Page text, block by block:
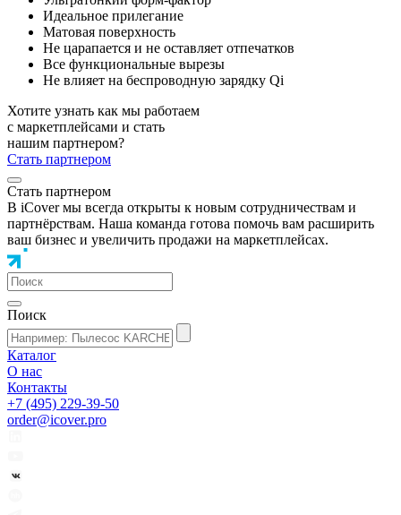
Идеальное прилегание
Матовая поверхность
Не царапается и не оставляет отпечатков
Все функциональные вырезы
Не влияет на беспроводную зарядку Qi
Хотите узнать как мы работаем
с маркетплейсами и стать
нашим партнером?
Стать партнером
Стать партнером
В iCover мы всегда открыты к новым сотрудничествам и
партнёрствам. Наша команда готова помочь вам расширить
ваш бизнес и увеличить продажи на маркетплейсах.
Поиск
Каталог
О нас
Контакты
+7 (495) 229-39-50
order@icover.pro